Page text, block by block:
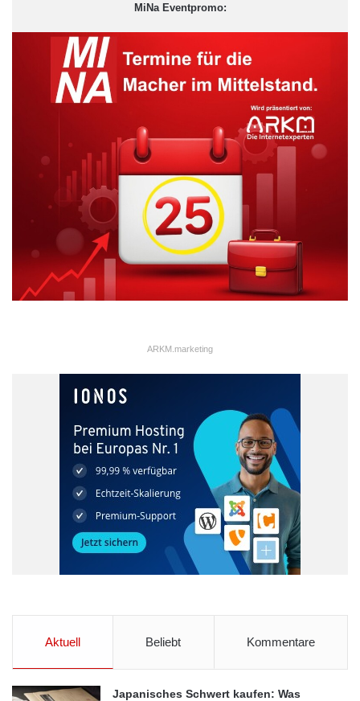
MiNa Eventpromo:
ARKM.marketing
Aktuell Beliebt Kommentare
Japanisches Schwert kaufen: Was